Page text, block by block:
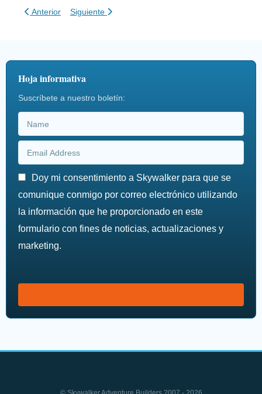
Artículo anterior: Entrenamiento de Personal de Aventura
Anterior Artículo siguiente: EAD: Frenado de Emergencia
Siguiente
Hoja informativa
Suscríbete a nuestro boletín:
Doy mi consentimiento a Skywalker para que se
comunique conmigo por correo electrónico utilizando
la información que he proporcionado en este
formulario con fines de noticias, actualizaciones y
marketing.